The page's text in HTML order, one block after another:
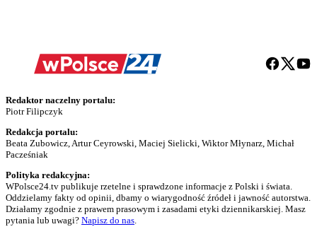
Redaktor naczelny portalu:
Piotr Filipczyk
Redakcja portalu:
Beata Zubowicz, Artur Ceyrowski, Maciej Sielicki, Wiktor Młynarz, Michał
Pacześniak
Polityka redakcyjna:
WPolsce24.tv publikuje rzetelne i sprawdzone informacje z Polski i świata.
Oddzielamy fakty od opinii, dbamy o wiarygodność źródeł i jawność autorstwa.
Działamy zgodnie z prawem prasowym i zasadami etyki dziennikarskiej. Masz
pytania lub uwagi? Napisz do nas